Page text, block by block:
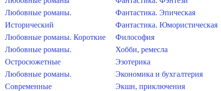
Любовные романы.
Исторический
Любовные романы. Короткие
Любовные романы.
Остросюжетные
Любовные романы.
Современные
Фантастика. Эпическая
Фантастика. Юмористическая
Философия
Хобби, ремесла
Эзотерика
Экономика и бухгалтерия
Экшн, приключения